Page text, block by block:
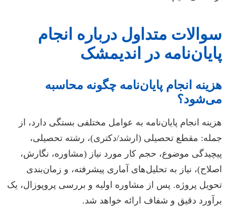
سوالات متداول درباره انجام
پایان‌نامه در اندیمشک
هزینه انجام پایان‌نامه چگونه محاسبه
می‌شود؟
هزینه انجام پایان‌نامه به عوامل مختلفی بستگی دارد، از
جمله: مقطع تحصیلی (ارشد/دکتری)، رشته تحصیلی،
پیچیدگی موضوع، حجم کار مورد نیاز (مشاوره، نگارش،
اصلاح)، نیاز به تحلیل‌های آماری پیشرفته، و زمان‌بندی
تحویل پروژه. پس از مشاوره اولیه و بررسی پروپوزال، یک
برآورد دقیق و شفاف ارائه خواهد شد.